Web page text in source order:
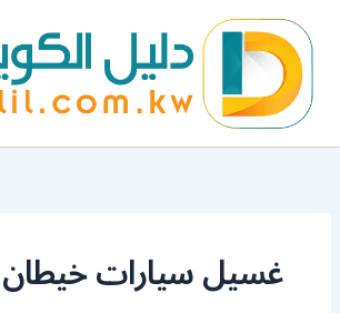
المحتوى
غسيل سيارات خيطان